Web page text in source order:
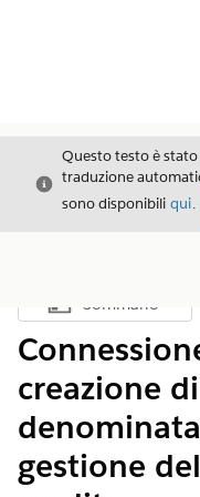
Chiudi
Questo testo è
traduzione
sono disponibili qui.
Mostra
Sommario
creazione
gestione